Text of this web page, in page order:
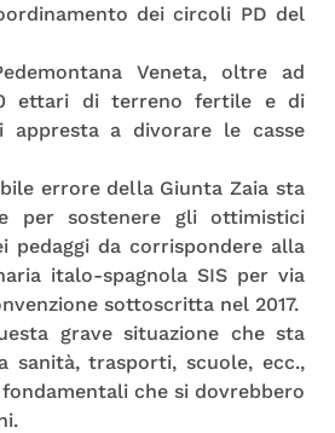
dei circoli PD del
Veneta, oltre ad
ettari di terreno fertile e di
appresta a divorare le casse
errore della Giunta Zaia sta
per sostenere gli ottimistici
pedaggi da corrispondere alla
italo-spagnola SIS per via
sottoscritta nel 2017.
grave situazione che sta
sanità, trasporti, scuole, ecc.,
che si dovrebbero